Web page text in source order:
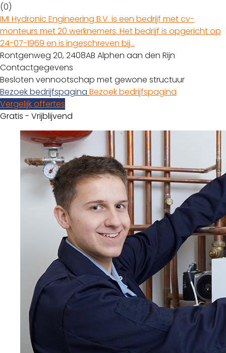
(0)
IMI Hydronic Engineering B.V. is een bedrijf met cv-
monteurs met 20 werknemers. Het bedrijf is opgericht op
24-07-1969 en is ingeschreven bij…
Rontgenweg 20, 2408AB Alphen aan den Rijn
Contactgegevens
Besloten vennootschap met gewone structuur
Bezoek bedrijfspagina Bezoek bedrijfspagina
Vergelijk offertes
Gratis - Vrijblijvend